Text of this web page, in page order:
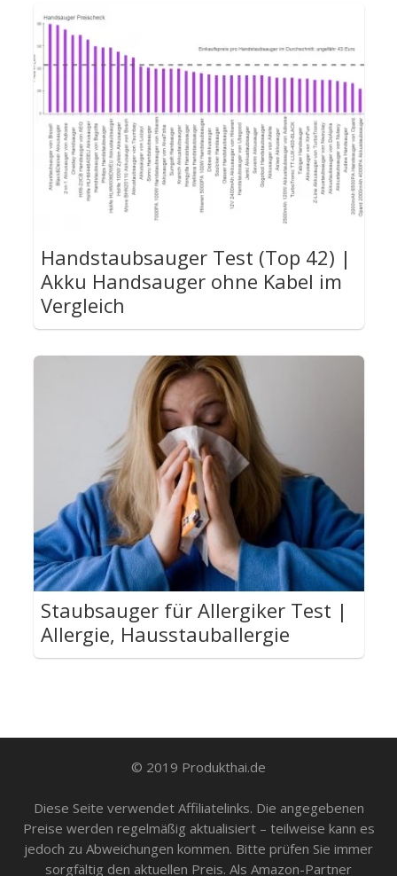
Handstaubsauger Test (Top 42) |
Akku Handsauger ohne Kabel im
Vergleich
Staubsauger für Allergiker Test |
Allergie, Hausstauballergie
© 2019 Produkthai.de
Diese Seite verwendet Affiliatelinks. Die angegebenen
Preise werden regelmäßig aktualisiert – teilweise kann es
jedoch zu Abweichungen kommen. Bitte prüfen Sie immer
sorgfältig den aktuellen Preis. Als Amazon-Partner